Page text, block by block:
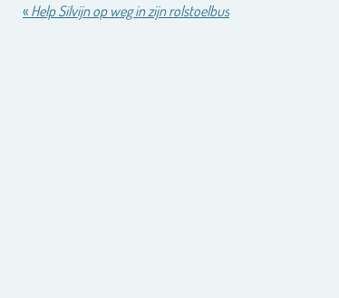
« Help Silvijn op weg in zijn rolstoelbus